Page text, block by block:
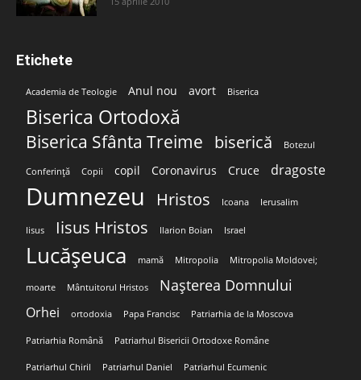
Etichete
Academia de Teologie Anul nou avort Biserica
Biserica Ortodoxă
Biserica Sfânta Treime biserică Botezul
Conferință Copii copil Coronavirus Cruce dragoste
Dumnezeu Hristos Icoana Ierusalim
Iisus Iisus Hristos Ilarion Boian Israel
Lucășeuca mamă Mitropolia Mitropolia Moldovei;
moarte Mântuitorul Hristos Nașterea Domnului
Orhei ortodoxia Papa Francisc Patriarhia de la Moscova
Patriarhia Română Patriarhul Bisericii Ortodoxe Române
Patriarhul Chiril Patriarhul Daniel Patriarhul Ecumenic